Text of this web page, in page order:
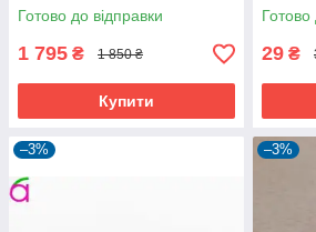
Готово до відправки
1 795 ₴ 1 850 ₴
Купити
Готово
29 ₴
–3% –3%